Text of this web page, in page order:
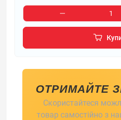
ОТРИМАЙТЕ
Скористайтеся
товар самостійно з